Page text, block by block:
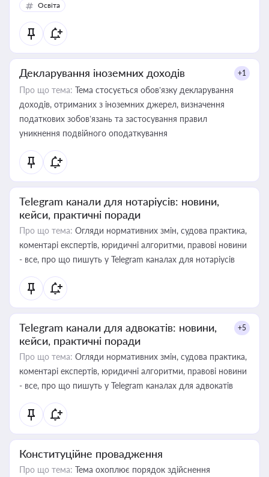
Освіта
Декларування іноземних доходів +1
Про що тема: Тема стосується обов’язку декларування
доходів, отриманих з іноземних джерел, визначення
податкових зобов’язань та застосування правил
уникнення подвійного оподаткування
Telegram канали для нотаріусів: новини,
кейси, практичні поради
Про що тема: Огляди нормативних змін, судова практика,
коментарі експертів, юридичні алгоритми, правові новини
- все, про що пишуть у Telegram каналах для нотаріусів
Telegram канали для адвокатів: новини,
кейси, практичні поради
+5
Про що тема: Огляди нормативних змін, судова практика,
коментарі експертів, юридичні алгоритми, правові новини
- все, про що пишуть у Telegram каналах для адвокатів
Конституційне провадження
Про що тема: Тема охоплює порядок здійснення